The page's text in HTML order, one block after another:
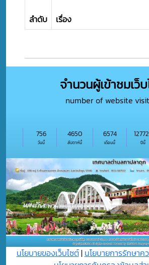
ลำดับ เรื่อง
จำนวนผู้เข้าชมเว็
number of website
วันนี้
756
สัปดาห์นี้
4650
เดือนนี้
6574
ปีนี้
นโยบายของเว็บไซต์| นโยบายการรักษา